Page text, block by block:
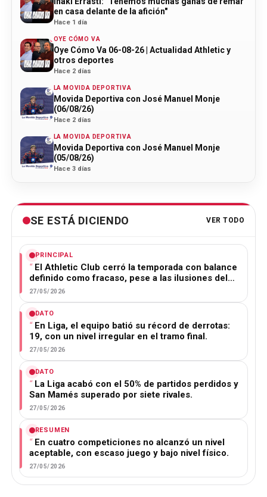
en casa delante de la afición"
Hace 1 día
OYE CÓMO VA
Oye Cómo Va 06-08-26 | Actualidad Athletic y
otros deportes
Hace 2 días
LA MOVIDA DEPORTIVA
Movida Deportiva con José Manuel Monje
(06/08/26)
Hace 2 días
LA MOVIDA DEPORTIVA
Movida Deportiva con José Manuel Monje
(05/08/26)
Hace 3 días
SE ESTÁ DICIENDO VER TODO
PRINCIPAL
El Athletic Club cerró la temporada con balance
definido como fracaso, pese a las ilusiones del…
27/05/2026
DATO
En Liga, el equipo batió su récord de derrotas:
19, con un nivel irregular en el tramo final.
27/05/2026
DATO
La Liga acabó con el 50% de partidos perdidos y
San Mamés superado por siete rivales.
27/05/2026
RESUMEN
En cuatro competiciones no alcanzó un nivel
aceptable, con escaso juego y bajo nivel físico.
27/05/2026